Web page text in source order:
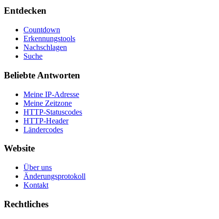
Entdecken
Countdown
Erkennungstools
Nachschlagen
Suche
Beliebte Antworten
Meine IP-Adresse
Meine Zeitzone
HTTP-Statuscodes
HTTP-Header
Ländercodes
Website
Über uns
Änderungsprotokoll
Kontakt
Rechtliches